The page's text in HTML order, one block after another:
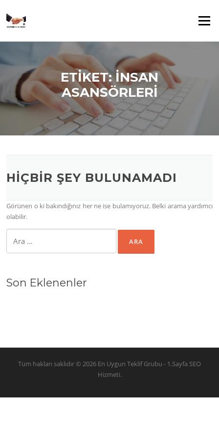
geç
Menü
ETIKET:İNSAN
ASANSÖRLERI
HIÇBIR ŞEY BULUNAMADI
Görünen o ki bakındığınız her ne ise bulamıyoruz. Belki arama yardımcı
olabilir.
Son Eklenenler
Tüm hakları saklıdır © 2026 En Uygun Teklif Grubu - 1.Sayfa SEO
Hizmeti.